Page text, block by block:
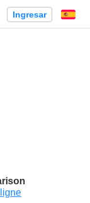
Ingresar